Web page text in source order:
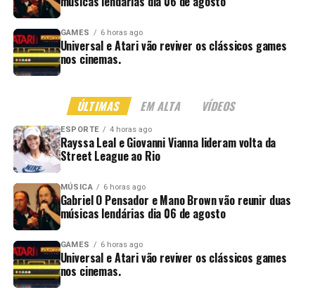
GAMES 6 horas ago
Universal e Atari vão reviver os clássicos games
nos cinemas.
ÚLTIMAS EM ALTA VÍDEOS
ESPORTE 4 horas ago
Rayssa Leal e Giovanni Vianna lideram volta da
Street League ao Rio
MÚSICA 6 horas ago
Gabriel O Pensador e Mano Brown vão reunir duas
músicas lendárias dia 06 de agosto
GAMES 6 horas ago
Universal e Atari vão reviver os clássicos games
nos cinemas.